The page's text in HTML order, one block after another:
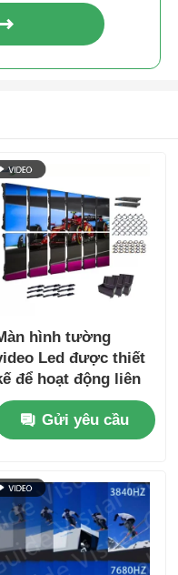
hình tường
Led được thiết
để hoạt động liên
tục với các thành
đảm bảo tuổi
thọ lâu dài trong môi
Gửi yêu cầu